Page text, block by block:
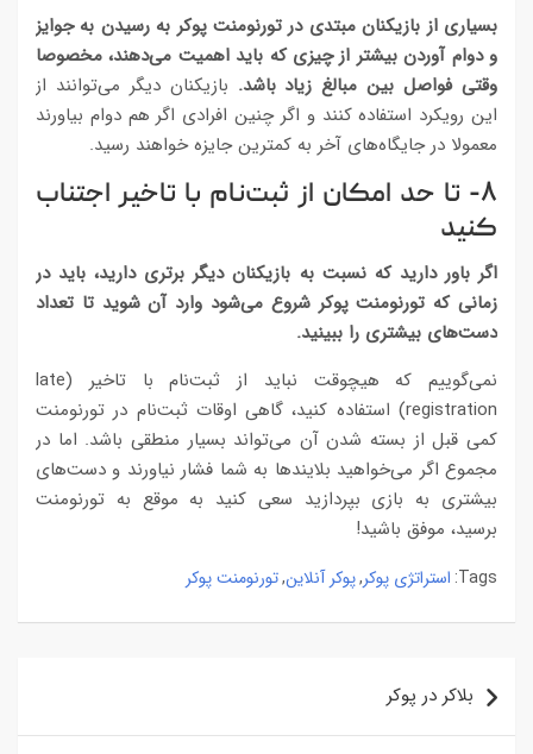
بسیاری از بازیکنان مبتدی در تورنومنت پوکر به رسیدن به جوایز
و دوام آوردن بیشتر از چیزی که باید اهمیت می‌دهند، مخصوصا
وقتی فواصل بین مبالغ زیاد باشد. بازیکنان دیگر می‌توانند از
این رویکرد استفاده کنند و اگر چنین افرادی اگر هم دوام بیاورند
معمولا در جایگاه‌های آخر به کمترین جایزه خواهند رسید.
۸- تا حد امکان از ثبت‌نام با تاخیر اجتناب
کنید
اگر باور دارید که نسبت به بازیکنان دیگر برتری دارید، باید در
زمانی که تورنومنت پوکر شروع می‌شود وارد آن شوید تا تعداد
دست‌های بیشتری را ببینید.
نمی‌گوییم که هیچوقت نباید از ثبت‌نام با تاخیر (late
registration) استفاده کنید، گاهی اوقات ثبت‌نام در تورنومنت
کمی قبل از بسته شدن آن می‌تواند بسیار منطقی باشد. اما در
مجموع اگر می‌خواهید بلایندها به شما فشار نیاورند و دست‌های
بیشتری به بازی بپردازید سعی کنید به موقع به تورنومنت
برسید، موفق باشید!
Tags: استراتژی پوکر,پوکر آنلاین,تورنومنت پوکر
نوشتهبلاکر در پوکر